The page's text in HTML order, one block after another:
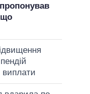
що
виплати